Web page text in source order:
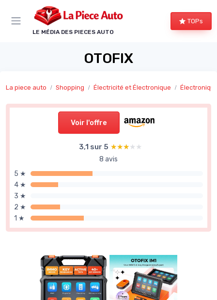
LE MÉDIA DES PIECES AUTO
TOPs
OTOFIX
La piece auto Shopping Électricité et Électronique
Voir l'offre
3,1 sur 5 ★★★★★
★★★★★
8 avis
5 ★
4 ★
3 ★
2 ★
1 ★
Panneau de gestion des cookies